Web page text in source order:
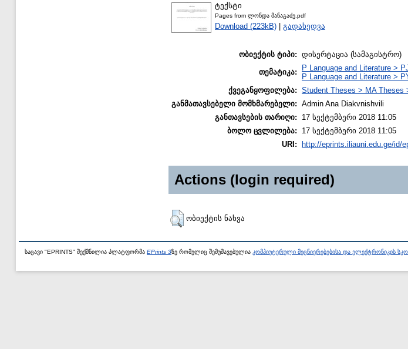
ტექსტი
Pages from ლონდა მანაგაძე.pdf
Download (223kB) | გადახედვა
ობიექტის ტიპი: დისერტაცია (სამაგისტრო)
თემატიკა:
P Language and Literature >
P Language and Literature >
ქვეგანყოფილება: Student Theses > MA Theses
განმათავსებელი მომხმარებელი: Admin Ana Diakvnishvili
განთავსების თარიღი:
17 სექტემბერი 2018 11:05
ბოლო ცვლილება:
17 სექტემბერი 2018 11:05
URI:
http://eprints.iliauni.edu.ge/id/
Actions (login required)
ობიექტის ნახვა
საცავი "EPRINTS" შექმნილია პლატფორმა EPrints 3ზე რომელიც შემუშავებულია კომპიუტერული მეცნიერებებისა და ელექტრონიკის